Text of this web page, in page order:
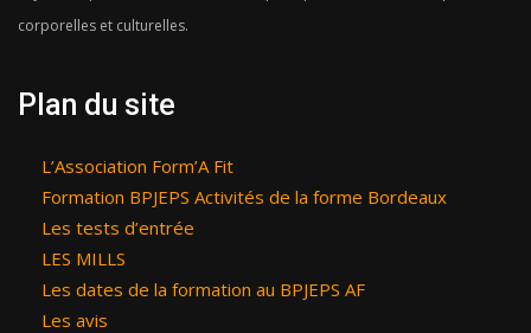
corporelles et culturelles.
Plan du site
L’Association Form’A Fit
Formation BPJEPS Activités de la forme Bordeaux
Les tests d’entrée
LES MILLS
Les dates de la formation au BPJEPS AF
Les avis